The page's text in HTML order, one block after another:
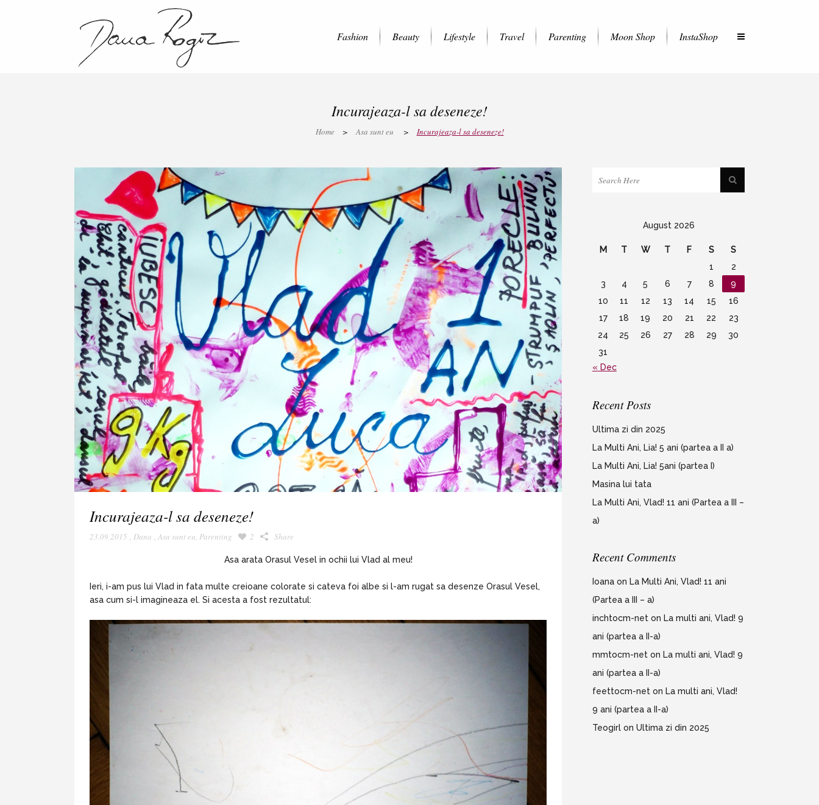
Fashion Beauty Lifestyle Travel Parenting Moon Shop InstaShop
Incurajeaza-l sa deseneze!
Home > Asa sunt eu > Incurajeaza-l sa deseneze!
Incurajeaza-l sa deseneze!
23.09.2015 , Dana , Asa sunt eu, Parenting 2 Share
Asa arata Orasul Vesel in ochii lui Vlad al meu!
Ieri, i-am pus lui Vlad in fata multe creioane colorate si cateva foi albe si l-am rugat sa desenze Orasul Vesel,
asa cum si-l imagineaza el. Si acesta a fost rezultatul:
August 2026
M T W T F S
S
1
2
3
4 5 6 7 8
9
10
11 12 13 14 15
16
17
18 19 20 21 22
23
24
25 26 27 28 29
30
31
« Dec
Recent Posts
Ultima zi din 2025
La Multi Ani, Lia! 5 ani (partea a II a)
La Multi Ani, Lia! 5ani (partea I)
Masina lui tata
La Multi Ani, Vlad! 11 ani (Partea a III –
a)
Recent Comments
Ioana on La Multi Ani, Vlad! 11 ani
(Partea a III – a)
inchtocm-net on La multi ani, Vlad! 9
ani (partea a II-a)
mmtocm-net on La multi ani, Vlad! 9
ani (partea a II-a)
feettocm-net on La multi ani, Vlad!
9 ani (partea a II-a)
Teogirl on Ultima zi din 2025